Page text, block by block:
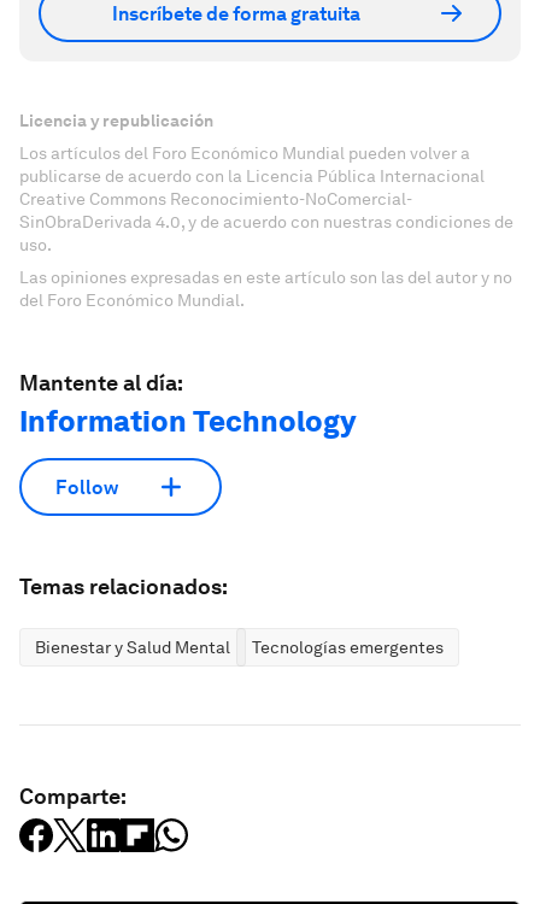
Inscríbete de forma gratuita
Licencia y republicación
Los artículos del Foro Económico Mundial pueden volver a
publicarse de acuerdo con la Licencia Pública Internacional
Creative Commons Reconocimiento-NoComercial-
SinObraDerivada 4.0, y de acuerdo con nuestras condiciones de
uso.
Las opiniones expresadas en este artículo son las del autor y no
del Foro Económico Mundial.
Mantente al día:
Information Technology
Follow
Temas relacionados:
Bienestar y Salud Mental Tecnologías emergentes
Comparte: